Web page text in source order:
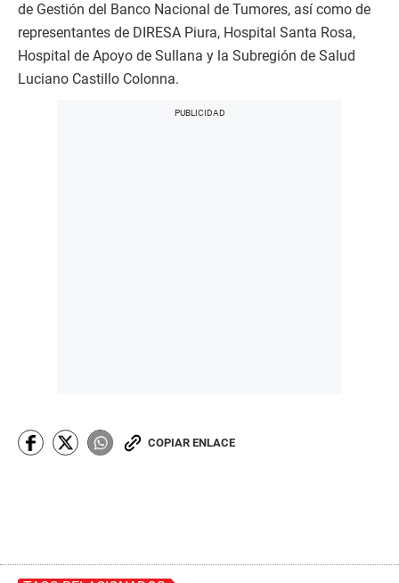
de Gestión del Banco Nacional de Tumores, así como de
representantes de DIRESA Piura, Hospital Santa Rosa,
Hospital de Apoyo de Sullana y la Subregión de Salud
Luciano Castillo Colonna.
COPIAR ENLACE